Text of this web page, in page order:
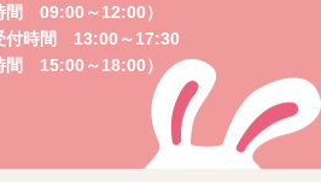
間 09:00～12:00）
付時間 13:00～17:30
間 15:00～18:00）